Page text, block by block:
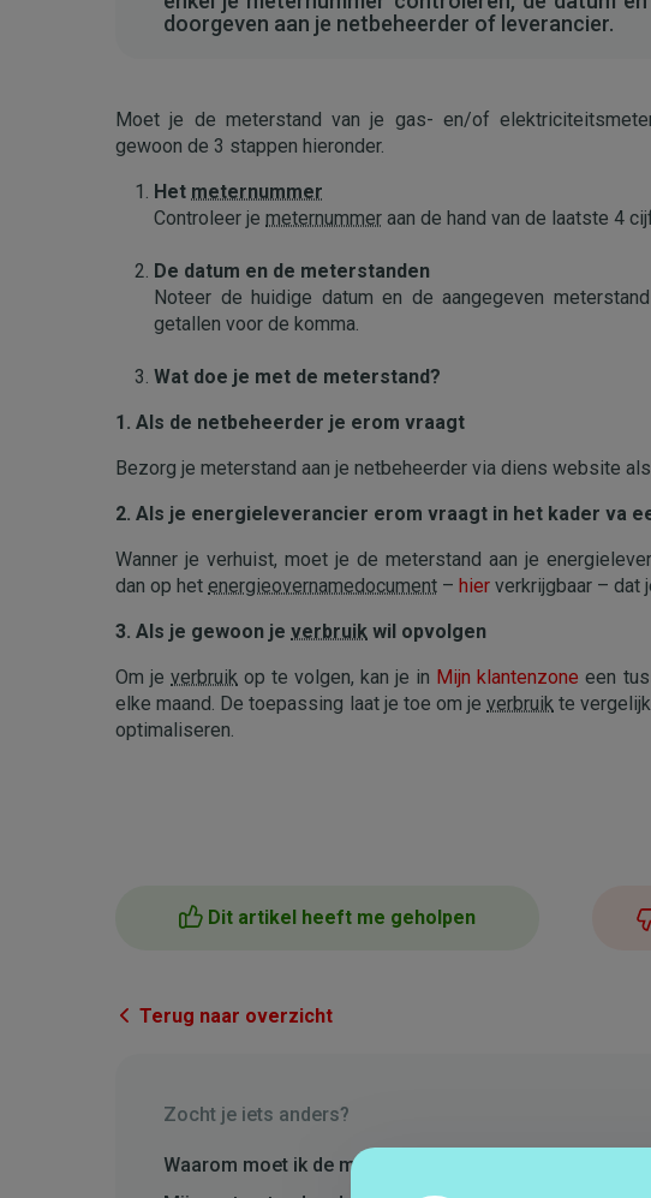
doorgeven aan je netbeheerder of leverancier.
Moet je de meterstand van je gas- en/of
gewoon de 3 stappen hieronder.
Het meternummer
Controleer je meternummer aan de hand van de laatste 4
De datum en de meterstanden
Noteer de huidige datum en de aangegeven
getallen voor de komma.
Wat doe je met de meterstand?
1. Als de netbeheerder je erom vraagt
Bezorg je meterstand aan je netbeheerder via diens website
2. Als je energieleverancier erom vraagt in het kader va
Wanner je verhuist, moet je de meterstand aan je
dan op het energieovernamedocument – hier verkrijgbaar – dat
3. Als je gewoon je verbruik wil opvolgen
Om jeverbruik op te volgen, kan je in Mijn klantenzone een
elke maand. De toepassing laat je toe om jeverbruik te
optimaliseren.
Dit artikel heeft me geholpen
Terug naar overzicht
Zocht je iets anders?
Waarom moet ik de meterstand van mijn gas- en/of